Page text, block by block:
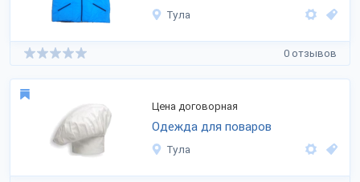
Тула
0 отзывов
Цена договорная
Одежда для поваров
Тула